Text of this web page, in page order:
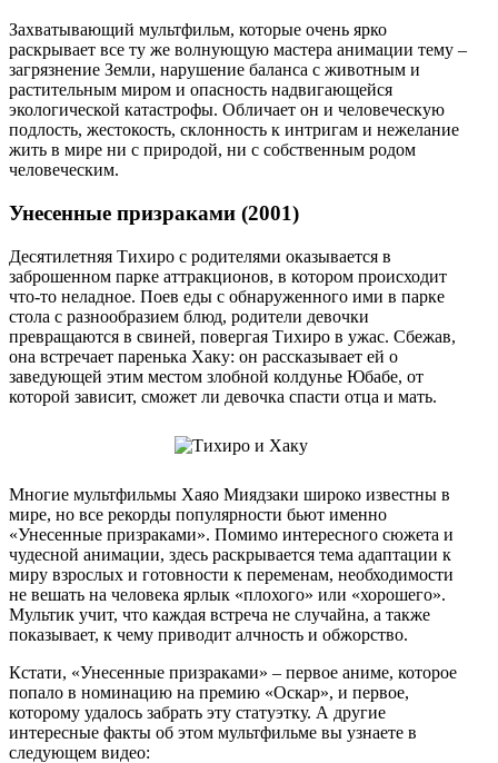
Захватывающий мультфильм, которые очень ярко
раскрывает все ту же волнующую мастера анимации тему –
загрязнение Земли, нарушение баланса с животным и
растительным миром и опасность надвигающейся
экологической катастрофы. Обличает он и человеческую
подлость, жестокость, склонность к интригам и нежелание
жить в мире ни с природой, ни с собственным родом
человеческим.
Унесенные призраками (2001)
Десятилетняя Тихиро с родителями оказывается в
заброшенном парке аттракционов, в котором происходит
что-то неладное. Поев еды с обнаруженного ими в парке
стола с разнообразием блюд, родители девочки
превращаются в свиней, повергая Тихиро в ужас. Сбежав,
она встречает паренька Хаку: он рассказывает ей о
заведующей этим местом злобной колдунье Юбабе, от
которой зависит, сможет ли девочка спасти отца и мать.
Многие мультфильмы Хаяо Миядзаки широко известны в
мире, но все рекорды популярности бьют именно
«Унесенные призраками». Помимо интересного сюжета и
чудесной анимации, здесь раскрывается тема адаптации к
миру взрослых и готовности к переменам, необходимости
не вешать на человека ярлык «плохого» или «хорошего».
Мультик учит, что каждая встреча не случайна, а также
показывает, к чему приводит алчность и обжорство.
Кстати, «Унесенные призраками» – первое аниме, которое
попало в номинацию на премию «Оскар», и первое,
которому удалось забрать эту статуэтку. А другие
интересные факты об этом мультфильме вы узнаете в
следующем видео: